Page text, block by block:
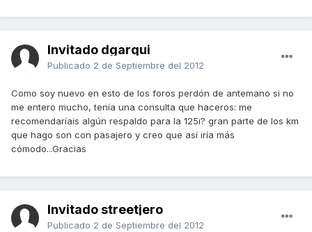
Invitado dgarqui
Publicado 2 de Septiembre del 2012
Como soy nuevo en esto de los foros perdón de antemano si no
me entero mucho, tenía una consulta que haceros: me
recomendaríais algún respaldo para la 125i? gran parte de los km
que hago son con pasajero y creo que así iría más
cómodo...Gracias
Invitado streetjero
Publicado 2 de Septiembre del 2012